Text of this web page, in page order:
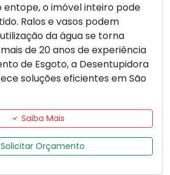
entope, o imóvel inteiro pode
Ralos e vasos podem
da água se torna
de 20 anos de experiência
de Esgoto, a Desentupidora
soluções eficientes em São
Saiba Mais
Solicitar Orçamento